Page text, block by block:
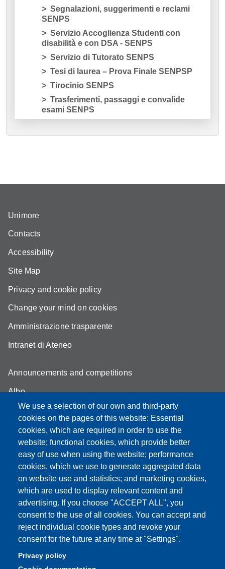
Segnalazioni, suggerimenti e reclami
SENPS
Servizio Accoglienza Studenti con
disabilità e con DSA - SENPS
Servizio di Tutorato SENPS
Tesi di laurea – Prova Finale SENPSP
Tirocinio SENPS
Trasferimenti, passaggi e convalide
esami SENPS
We use a selection of our own and third-party
cookies on the pages of this website: Essential
cookies, which are required in order to use the
website; functional cookies, which provide better
easy of use when using the website; performance
cookies, which we use to generate aggregated data
on website use and statistics; and marketing cookies,
which are used to display relevant content and
advertising. If you choose "ACCEPT ALL", you
consent to the use of all cookies. You can accept and
reject individual cookie types and revoke your
consent for the future at any time at "Settings".
Privacy policy
Unimore
Contacts
Accessibility
Site Map
Privacy and cookie policy
Change your mind on cookies
Amministrazione trasparente
Intranet di Ateneo
Announcements and competitions
Albo
Online teaching mode
Student secretariat
Quality Assurance
Partita IVA: 00427620364
Dipartimento di Educazione e Scienze Umane
Sede: Viale Timavo 93 - 42121 Reggio nell'Emilia
Area Didattica: didattica.desu@unimore.it
Segreteria: segreteria.educazione@unimore.it